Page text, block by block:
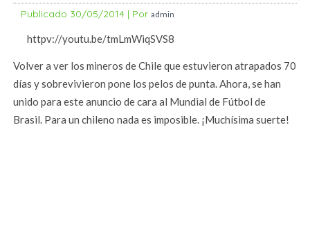
Publicado 30/05/2014 | Por admin
httpv://youtu.be/tmLmWiqSVS8
Volver a ver los mineros de Chile que estuvieron atrapados 70
días y sobrevivieron pone los pelos de punta. Ahora, se han
unido para este anuncio de cara al Mundial de Fútbol de
Brasil. Para un chileno nada es imposible. ¡Muchísima suerte!